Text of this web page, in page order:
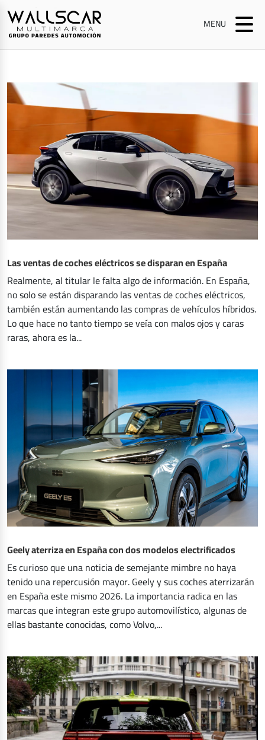
MENU
Las ventas de coches eléctricos se disparan en España
Realmente, al titular le falta algo de información. En España,
no solo se están disparando las ventas de coches eléctricos,
también están aumentando las compras de vehículos híbridos.
Lo que hace no tanto tiempo se veía con malos ojos y caras
raras, ahora es la...
Geely aterriza en España con dos modelos electrificados
Es curioso que una noticia de semejante mimbre no haya
tenido una repercusión mayor. Geely y sus coches aterrizarán
en España este mismo 2026. La importancia radica en las
marcas que integran este grupo automovilístico, algunas de
ellas bastante conocidas, como Volvo,...